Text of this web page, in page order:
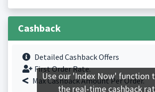
Cashback
Detailed Cashback Offers
First Order Rate.
Max Cashback Amount Per Order.
Use our 'Index Now' function
the real-time cashback